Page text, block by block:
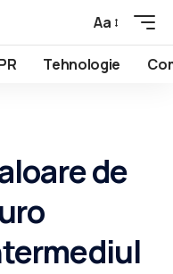
Aa
Tehnologie
de